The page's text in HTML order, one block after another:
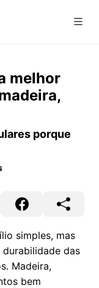
melhor
porque
simples, mas
das
Madeira,
bem